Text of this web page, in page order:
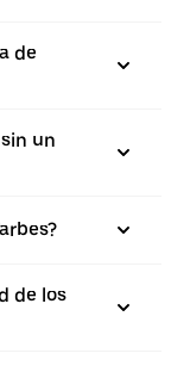
de
un
de los